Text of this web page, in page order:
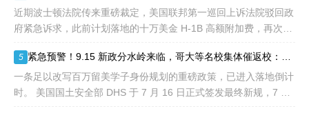
近期波士顿法院传来重磅裁定，美国联邦第一巡回上诉法院驳回政
府紧急诉求，此前计划落地的十万美金 H-1B 高额附加费，再次被
5
一条足以改写百万留美学子身份规划的重磅政策，已进入落地倒计
时。 美国国土安全部 DHS 于 7 月 16 日正式签发最终新规，7 月